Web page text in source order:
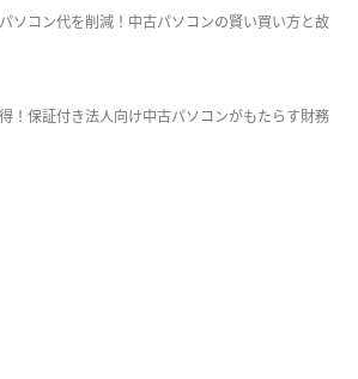
ソコン代を削減！中古パソコンの賢い買い方と故
！保証付き法人向け中古パソコンがもたらす財務